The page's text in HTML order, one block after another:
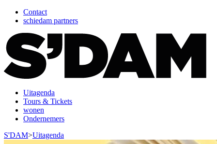
Contact
schiedam partners
Uitagenda
Tours & Tickets
wonen
Ondernemers
S'DAM>Uitagenda